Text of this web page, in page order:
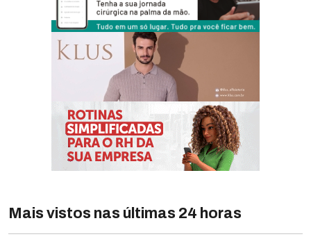
Mais vistos nas últimas 24 horas